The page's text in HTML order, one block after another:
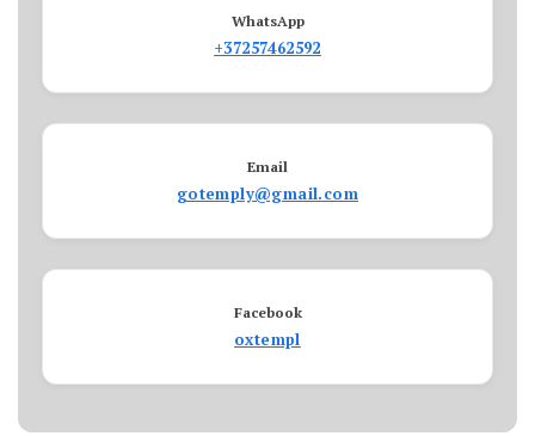
WhatsApp
+37257462592
Email
gotemply@gmail.com
Facebook
oxtempl